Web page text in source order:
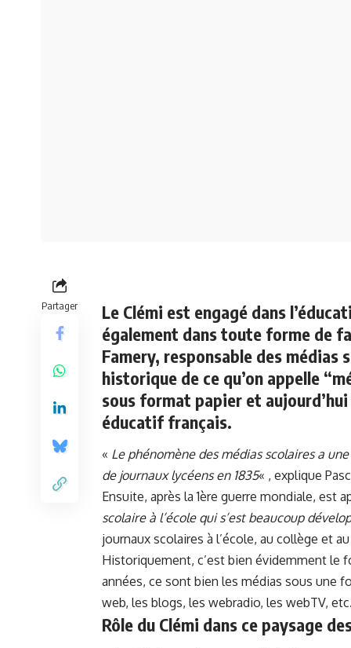
Partager
Le Clémi est engagé dans
également dans toute forme de
Famery, responsable des médias
historique de ce qu’on appelle
sous format papier et
éducatif français.
« Le phénomène des médias scolaires a
de journaux lycéens en 1835« , explique
Ensuite, après la 1ère guerre mondiale, est
scolaire à l’école qui s’est beaucoup
journaux scolaires à l’école, au collège et
Historiquement, c’est bien évidemment le
années, ce sont bien les médias sous une
web, les blogs, les webradio, les webTV,
Rôle du Clémi dans ce paysage